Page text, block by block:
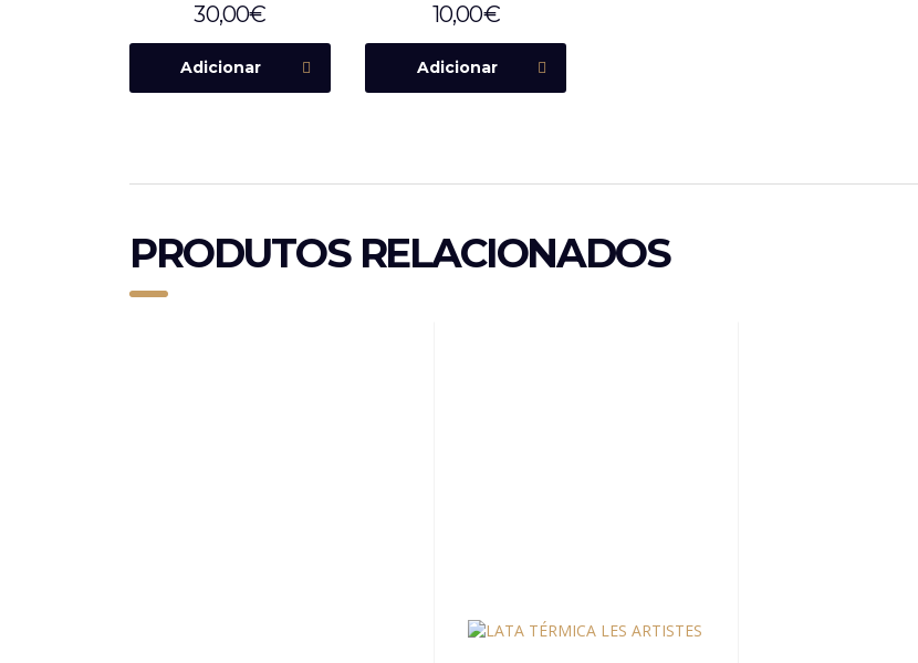
30,00€
Adicionar
10,00€
Adicionar
PRODUTOS RELACIONADOS